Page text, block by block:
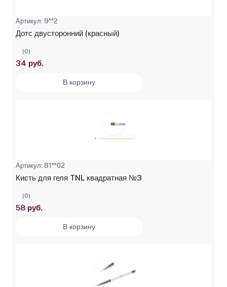
Артикул: 9**2
Дотс двусторонний (красный)
(0)
34 руб.
В корзину
Артикул: 81**02
Кисть для геля TNL квадратная №3
(0)
58 руб.
В корзину